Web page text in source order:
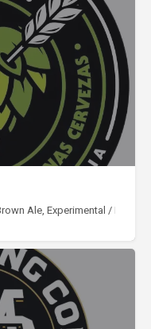
Ale, Experimental /